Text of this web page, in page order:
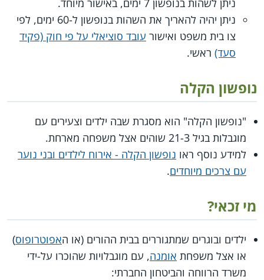
ניתן לשהות בנופשון 7 ימים, באישור מיוחד.
ניתן יהיה להאריך את השהות בנופשון ל-60 ימים, לפי
צו בית משפט ואישור עובד סוציאלי על פי חוק (פקיד
סעד) ראשי.
נופשון הקלה
"נופשון הקלה" הוא מסגרת שבה ילדים וצעירים עם
מוגבלות בגיל 21-3 שוהים אצל משפחה מארחת.
למידע נוסף ראו נופשון הקלה - אירוח לילדים ובני נוער
עם צרכים מיוחדים.
מי זכאי?
ילדים ובוגרים שמתגוררים בבית ההורים (או האפוטרופוס)
או אצל משפחת אומנה, עם מוגבלויות שהוכרו על-ידי
משרד הרווחה והביטחון החברתי: